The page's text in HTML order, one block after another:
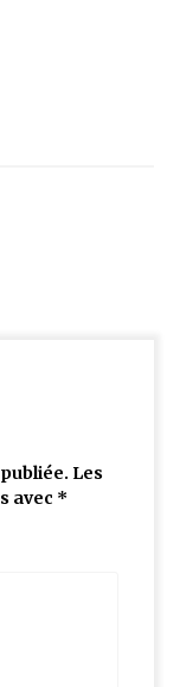
Les
avec *